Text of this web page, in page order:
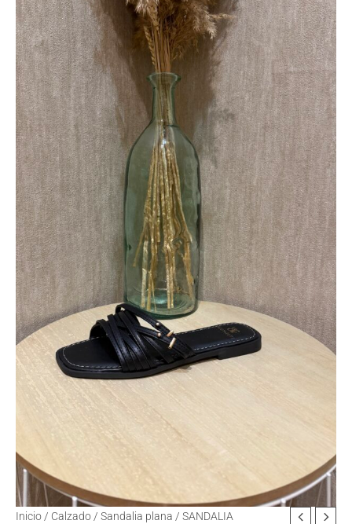
Inicio / Calzado / Sandalia plana / SANDALIA
SANDALIA